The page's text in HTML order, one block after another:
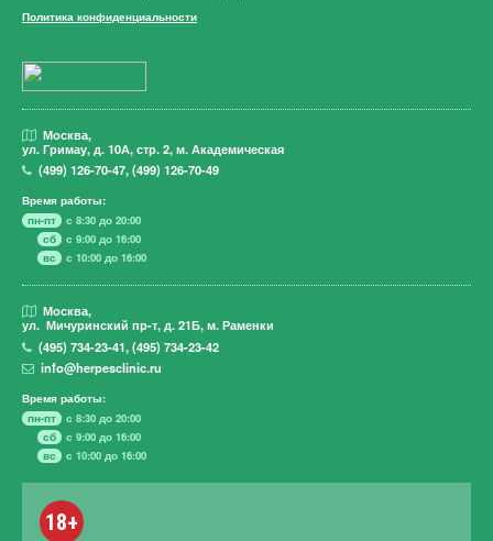
Политика конфиденциальности
Москва,
ул. Гримау, д. 10А, стр. 2, м. Академическая
(499)126-70-47,(499)126-70-49
Время работы:
пн-пт
с 8:30 до 20:00
сб
с 9:00 до 16:00
вс
с 10:00 до 16:00
Москва,
ул. Мичуринский пр-т,д. 21Б, м. Раменки
(495)734-23-41,(495)734-23-42
info@herpesclinic.ru
Время работы:
пн-пт
с 8:30 до 20:00
сб
с 9:00 до 16:00
вс
с 10:00 до 16:00
18+